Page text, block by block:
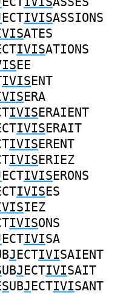
ECTIVISASSIONS
ATES
IVISATIONS
EE
IVISENT
ERA
IVISERAIENT
IVISERAIT
IVISERENT
IVISERIEZ
ECTIVISERONS
IVISES
IEZ
IVISONS
ECTIVISA
JECTIVISAIENT
UBJECTIVISAIT
SUBJECTIVISANT